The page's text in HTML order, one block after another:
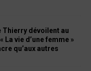
Thierry dévoilent au
La vie d’une femme »
qu’aux autres